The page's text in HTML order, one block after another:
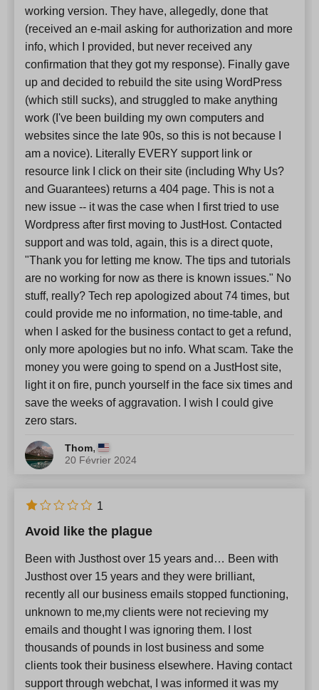
working version. They have, allegedly, done that
(received an e-mail asking for authorization and more
info, which I provided, but never received any
confirmation that they got my response). Finally gave
up and decided to rebuild the site using WordPress
(which still sucks), and struggled to make anything
work (I've been building my own computers and
websites since the late 90s, so this is not because I
am a novice). Literally EVERY support link or
resource link I click on their site (including Why Us?
and Guarantees) returns a 404 page. This is not a
new issue -- it was the case when I first tried to use
Wordpress after first moving to JustHost. Contacted
support and was told, again, this is a direct quote,
"Thank you for letting me know. The tips and tutorials
are no working for now as there is known issues." No
stuff, really? Tech rep apologized about 74 times, but
could provide me no information, no time-table, and
when I asked for the business contact to get a refund,
only more apologies but no info. What scam. Take the
money you were going to spend on a JustHost site,
light it on fire, punch yourself in the face six times and
save the weeks of aggravation. I wish I could give
zero stars.
Thom,
20 Février 2024
Avoid like the plague
Been with Justhost over 15 years and… Been with
Justhost over 15 years and they were brilliant,
recently all our business emails stopped functioning,
unknown to me,my clients were not recieving my
emails and thought I was ignoring them. I lost
thousands of pounds in lost business and some
clients took their business elsewhere. Having contact
support through webchat, I was informed it was my
1